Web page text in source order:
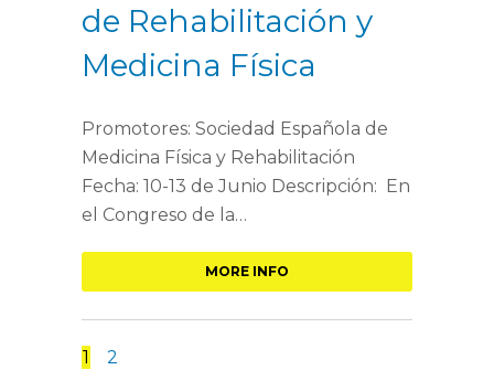
de Rehabilitación y
Medicina Física
Promotores: Sociedad Española de
Medicina Física y Rehabilitación
Fecha: 10-13 de Junio Descripción: En
el Congreso de la…
MORE INFO
1 2